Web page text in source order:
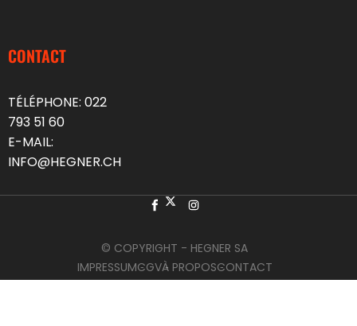
CONTACT
TÉLÉPHONE: 022
793 51 60
E-MAIL:
INFO@HEGNER.CH
© COPYRIGHT - HEGNER SA
IMPRESSUMCGVÀ PROPOSCONTACT